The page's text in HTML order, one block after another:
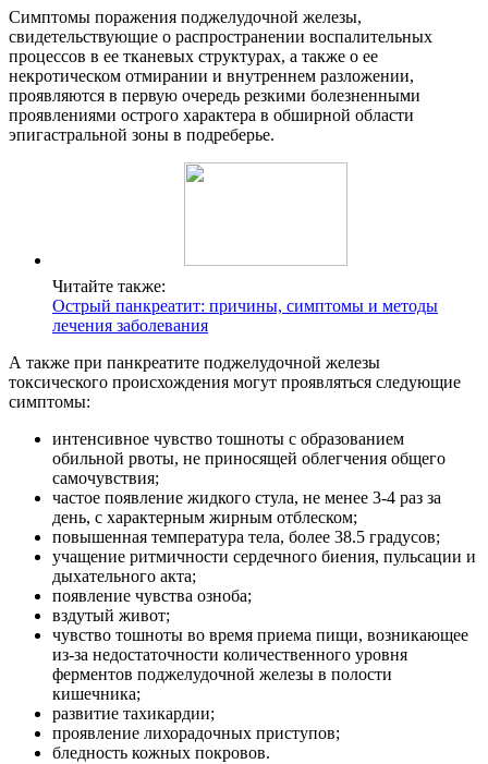
Симптомы поражения поджелудочной железы,
свидетельствующие о распространении воспалительных
процессов в ее тканевых структурах, а также о ее
некротическом отмирании и внутреннем разложении,
проявляются в первую очередь резкими болезненными
проявлениями острого характера в обширной области
эпигастральной зоны в подреберье.
Читайте также:
Острый панкреатит: причины, симптомы и методы
лечения заболевания
А также при панкреатите поджелудочной железы
токсического происхождения могут проявляться следующие
симптомы:
интенсивное чувство тошноты с образованием
обильной рвоты, не приносящей облегчения общего
самочувствия;
частое появление жидкого стула, не менее 3-4 раз за
день, с характерным жирным отблеском;
повышенная температура тела, более 38.5 градусов;
учащение ритмичности сердечного биения, пульсации и
дыхательного акта;
появление чувства озноба;
вздутый живот;
чувство тошноты во время приема пищи, возникающее
из-за недостаточности количественного уровня
ферментов поджелудочной железы в полости
кишечника;
развитие тахикардии;
проявление лихорадочных приступов;
бледность кожных покровов.